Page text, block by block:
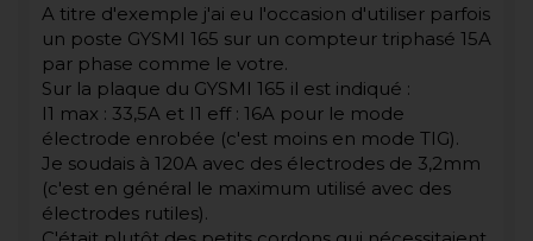
A titre d'exemple j'ai eu l'occasion d'utiliser parfois
un poste GYSMI 165 sur un compteur triphasé 15A
par phase comme le votre.
Sur la plaque du GYSMI 165 il est indiqué :
I1 max : 33,5A et I1 eff : 16A pour le mode
électrode enrobée (c'est moins en mode TIG).
Je soudais à 120A avec des électrodes de 3,2mm
(c'est en général le maximum utilisé avec des
électrodes rutiles).